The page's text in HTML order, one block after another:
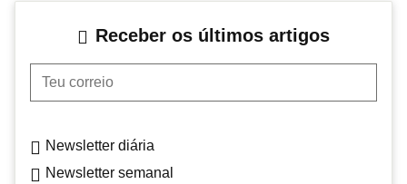
Receber os últimos artigos
Teu correio
Newsletter diária
Newsletter semanal